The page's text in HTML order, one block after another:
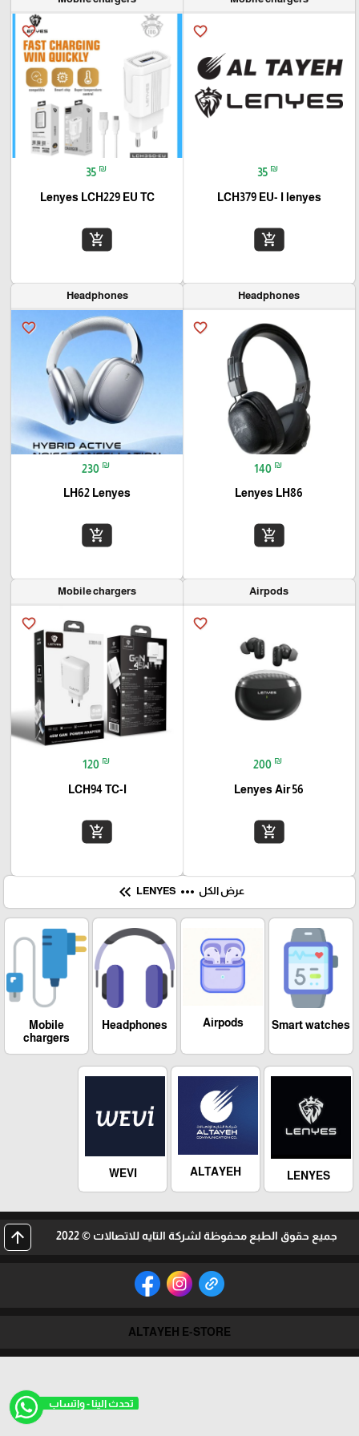
تحدث الينا - واتساب
favorite_border
35 ₪
LCH379 EU- I lenyes
add_shopping_cart
favorite_border
35 ₪
Lenyes LCH229 EU TC
add_shopping_cart
Headphones
favorite_border
140 ₪
Lenyes LH86
add_shopping_cart
Headphones
favorite_border
230 ₪
LH62 Lenyes
add_shopping_cart
Airpods
favorite_border
200 ₪
Lenyes Air 56
add_shopping_cart
Mobile chargers
favorite_border
120 ₪
LCH94 TC-I
add_shopping_cart
عرض الكل more_horiz
keyboard_double_arrow_left
Smart watches
Airpods
Headphones
Mobile
chargers
LENYES
ALTAYEH
WEVI
جميع حقوق الطبع محفوظة لشركة التايه للاتصالات © 2022 arrow_upward
ALTAYEH E-STORE